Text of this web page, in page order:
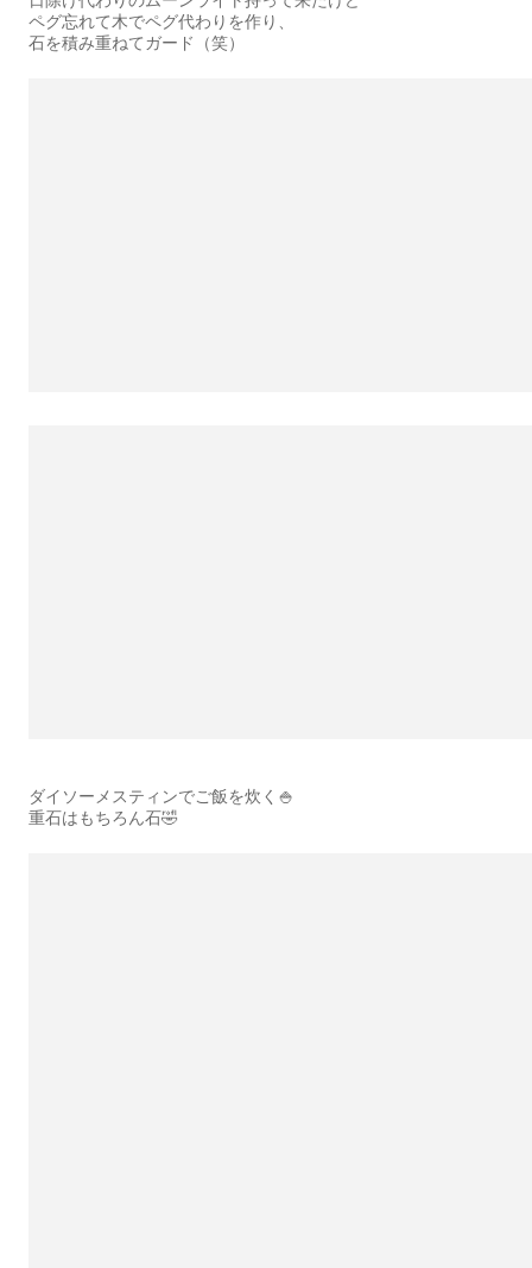
ペグ忘れて木でペグ代わりを作り、
石を積み重ねてガード（笑）
ダイソーメスティンでご飯を炊く🍚
重石はもちろん石🤣